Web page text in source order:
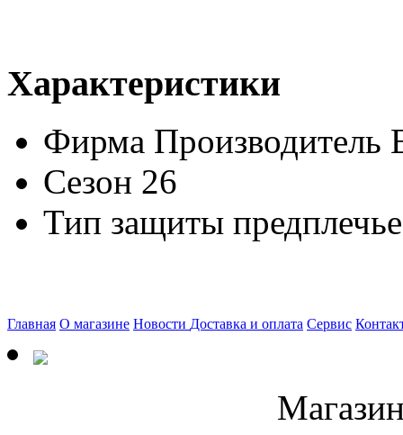
Характеристики
Фирма Производитель
Сезон 26
Тип защиты предплечье
Главная О магазине Новости Доставка и оплата Сервис